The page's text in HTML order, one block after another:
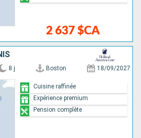
2 637 $CA
8 j Boston 18/09/2027
Cuisine raffinée
Expérience premium
Pension complète